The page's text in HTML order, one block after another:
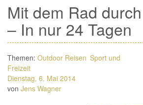
Mit dem Rad
– In nur 24 Tagen
Themen: Outdoor Reisen Sport und
Freizeit
Dienstag, 6. Mai 2014
von Jens Wagner